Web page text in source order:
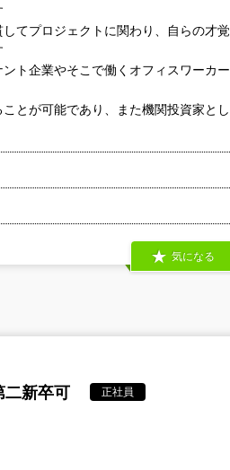
てプロジェクトに関わり、自らの才覚
ト企業やそこで働くオフィスワーカー
とが可能であり、また機関投資家とし
気になる
新卒可
正社員